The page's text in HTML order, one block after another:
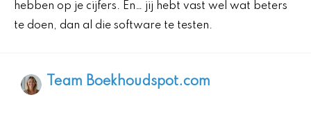
hebben op je cijfers. En… jij hebt vast wel wat beters
te doen, dan al die software te testen.
Team Boekhoudspot.com